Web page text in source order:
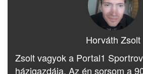
Horváth Zsolt
Zsolt vagyok a Portal1
házigazdája. Az én sorsom a